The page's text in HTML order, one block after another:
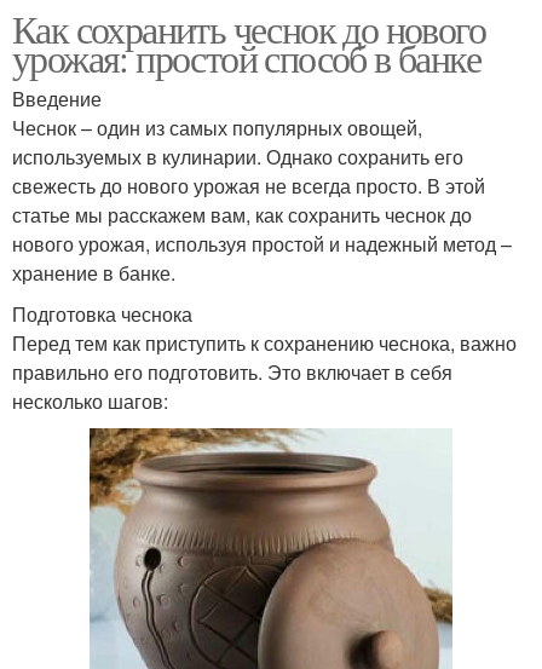
Как сохранить чеснок до нового
урожая: простой способ в банке
Введение
Чеснок – один из самых популярных овощей,
используемых в кулинарии. Однако сохранить его
свежесть до нового урожая не всегда просто. В этой
статье мы расскажем вам, как сохранить чеснок до
нового урожая, используя простой и надежный метод –
хранение в банке.
Подготовка чеснока
Перед тем как приступить к сохранению чеснока, важно
правильно его подготовить. Это включает в себя
несколько шагов: